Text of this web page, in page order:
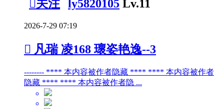
关注 ly5820105 Lv.11
2026-7-29 07:19
 凡瑞 凌168 瓌姿艳逸--3
-------- **** 本内容被作者隐藏 **** **** 本内容被作者
隐藏 **** **** 本内容被作者隐 ...